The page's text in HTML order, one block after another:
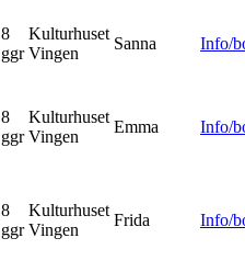
8
ggr
Kulturhuset
Vingen
Sanna Info/
8
ggr
Kulturhuset
Vingen
Emma Info/
8
ggr
Kulturhuset
Vingen
Frida Info/